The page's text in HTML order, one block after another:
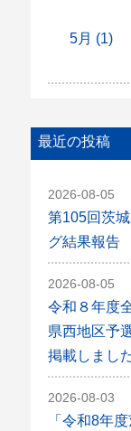
5月 (1)
最近の投稿
2026-08-05
第105回茨
グ結果報告
2026-08-05
令和８年度
県西地区予
掲載しました
2026-08-03
「令和8年